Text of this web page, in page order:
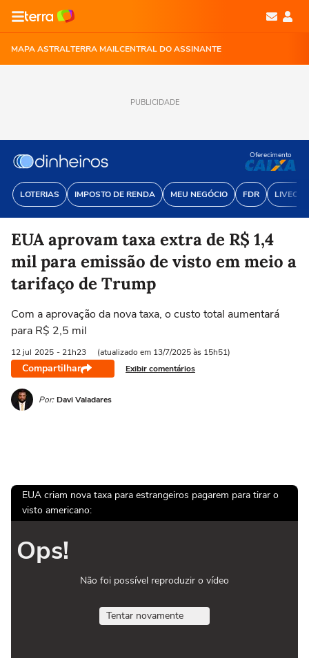
MAPA ASTRALTERRA MAILCENTRAL DO ASSINANTE
PUBLICIDADE
LOTERIAS IMPOSTO DE RENDA MEU NEGÓCIO FDR
Oferecimento
EUA aprovam taxa extra de R$ 1,4
mil para emissão de visto em meio a
tarifaço de Trump
Com a aprovação da nova taxa, o custo total aumentará
para R$ 2,5 mil
12 jul 2025 - 21h23 (atualizado em 13/7/2025 às 15h51)
Compartilhar Exibir comentários
Por: Davi Valadares
EUA criam nova taxa para estrangeiros pagarem para tirar o
visto americano:
Ops!
Não foi possível reproduzir o vídeo
Tentar novamente